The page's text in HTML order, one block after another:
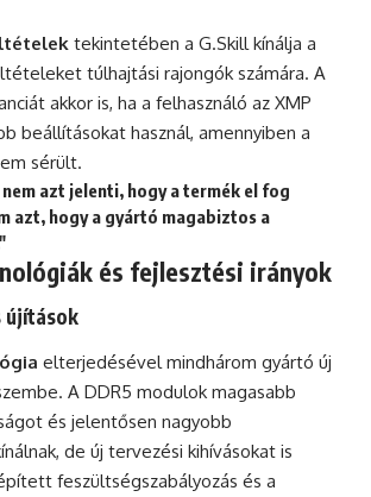
tekintetében a G.Skill kínálja a
túlhajtási rajongók számára. A
akkor is, ha a felhasználó az XMP
beállításokat használ, amennyiben a
sérült.
azt jelenti, hogy a termék el fog
azt, hogy a gyártó magabiztos a
és fejlesztési irányok
újítások
elterjedésével mindhárom gyártó új
A DDR5 modulok magasabb
és jelentősen nagyobb
de új tervezési kihívásokat is
feszültségszabályozás és a